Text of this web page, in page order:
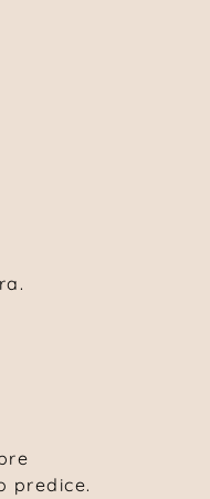
predice.